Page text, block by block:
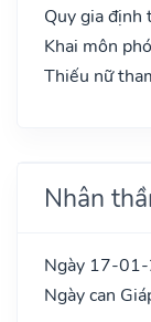
Quy gia định
Khai môn
Thiếu nữ
Nhân
Ngày 17-01-
Ngày can